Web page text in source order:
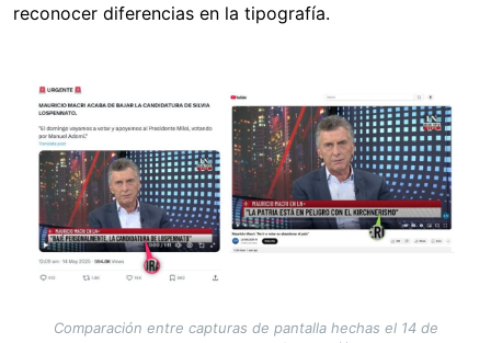
reconocer diferencias en la tipografía.
Image
Comparación entre capturas de pantalla hechas el 14 de